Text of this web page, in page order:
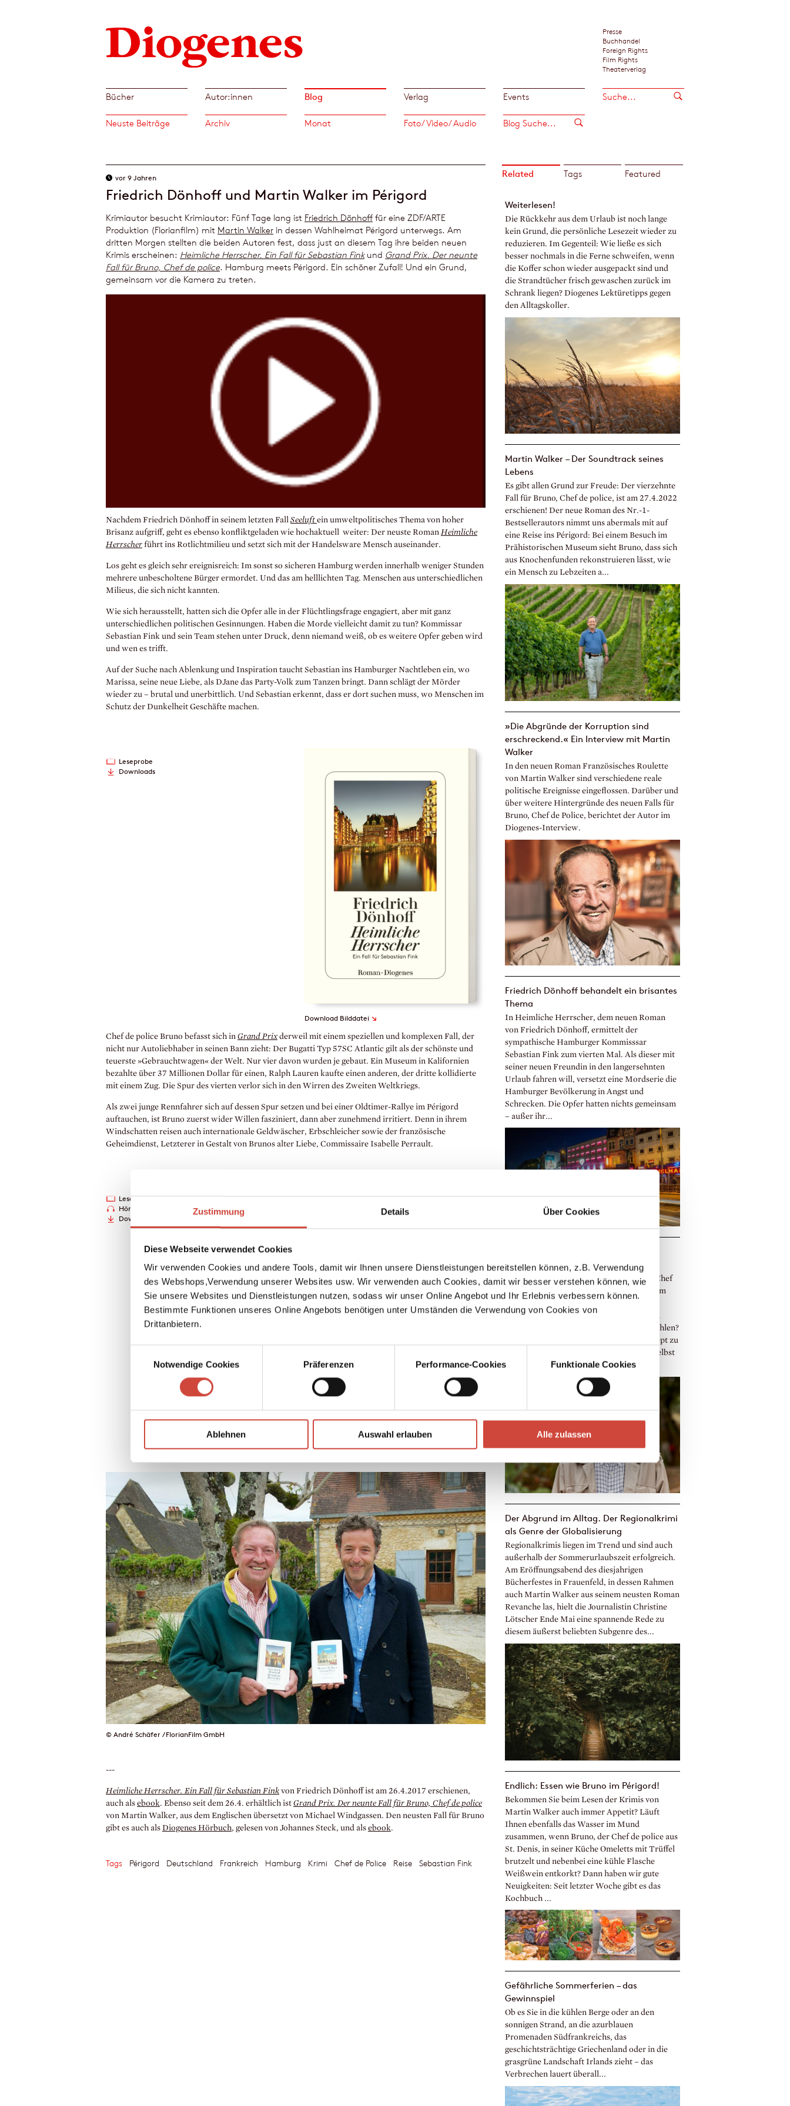
Zustimmung Details Über Cookies
Diese Webseite verwendet Cookies
Wir verwenden Cookies und andere Tools, damit wir Ihnen unsere Dienstleistungen bereitstellen können, z.B. Verwendung
des Webshops,Verwendung unserer Websites usw. Wir verwenden auch Cookies, damit wir besser verstehen können, wie
Sie unsere Websites und Dienstleistungen nutzen, sodass wir unser Online Angebot und Ihr Erlebnis verbessern können.
Bestimmte Funktionen unseres Online Angebots benötigen unter Umständen die Verwendung von Cookies von
Drittanbietern.
Notwendige Cookies
Präferenzen Performance-Cookies Funktionale Cookies
Ablehnen Auswahl erlauben Alle zulassen
Presse
Buchhandel
Foreign Rights
Film Rights
Theaterverlag
Bücher Autor:innen Blog Verlag Events
Neuste Beiträge Archiv Monat Foto/ Video/ Audio
vor 9 Jahren
Friedrich Dönhoff und Martin Walker im Périgord
Krimiautor besucht Krimiautor: Fünf Tage lang ist Friedrich Dönhoff für eine ZDF/ARTE
Produktion (Florianfilm) mit Martin Walker in dessen Wahlheimat Périgord unterwegs. Am
dritten Morgen stellten die beiden Autoren fest, dass just an diesem Tag ihre beiden neuen
Krimis erscheinen: Heimliche Herrscher. Ein Fall für Sebastian Finkund Grand Prix. Der neunte
Fall für Bruno, Chef de police. Hamburg meets Périgord. Ein schöner Zufall! Und ein Grund,
gemeinsam vor die Kamera zu treten.
Nachdem Friedrich Dönhoff in seinem letzten Fall Seeluft ein umweltpolitisches Thema von hoher
Brisanz aufgriff, geht es ebenso konfliktgeladen wie hochaktuell weiter: Der neuste RomanHeimliche
Herrscher führt ins Rotlichtmilieu und setzt sich mit der Handelsware Mensch auseinander.
Los geht es gleich sehr ereignisreich: Im sonst so sicheren Hamburg werden innerhalb weniger Stunden
mehrere unbescholtene Bürger ermordet. Und das am helllichten Tag. Menschen aus unterschiedlichen
Milieus, die sich nicht kannten.
Wie sich herausstellt, hatten sich die Opfer alle in der Flüchtlingsfrage engagiert, aber mit ganz
unterschiedlichen politischen Gesinnungen. Haben die Morde vielleicht damit zu tun? Kommissar
Sebastian Fink und sein Team stehen unter Druck, denn niemand weiß, ob es weitere Opfer geben wird
und wen es trifft.
Auf der Suche nach Ablenkung und Inspiration taucht Sebastian ins Hamburger Nachtleben ein, wo
Marissa, seine neue Liebe, als DJane das Party-Volk zum Tanzen bringt. Dann schlägt der Mörder
wieder zu – brutal und unerbittlich. Und Sebastian erkennt, dass er dort suchen muss, wo Menschen im
Schutz der Dunkelheit Geschäfte machen.
Download Bilddatei ↘
Leseprobe
Downloads
Chef de police Bruno befasst sich in Grand Prixderweil mit einem speziellen und komplexen Fall, der
nicht nur Autoliebhaber in seinen Bann zieht: Der Bugatti Typ 57SC Atlantic gilt als der schönste und
teuerste »Gebrauchtwagen« der Welt. Nur vier davon wurden je gebaut. Ein Museum in Kalifornien
bezahlte über 37 Millionen Dollar für einen, Ralph Lauren kaufte einen anderen, der dritte kollidierte
mit einem Zug. Die Spur des vierten verlor sich in den Wirren des Zweiten Weltkriegs.
Als zwei junge Rennfahrer sich auf dessen Spur setzen und bei einer Oldtimer-Rallye im Périgord
auftauchen, ist Bruno zuerst wider Willen fasziniert, dann aber zunehmend irritiert. Denn in ihrem
Windschatten reisen auch internationale Geldwäscher, Erbschleicher sowie der französische
Geheimdienst, Letzterer in Gestalt von Brunos alter Liebe, Commissaire Isabelle Perrault.
Leseprobe
Hörprobe
Downloads
© André Schäfer / FlorianFilm GmbH
---
Heimliche Herrscher. Ein Fall für Sebastian Fink von Friedrich Dönhoff ist am 26.4.2017 erschienen,
auch als ebook. Ebenso seit dem 26.4. erhältlich ist Grand Prix. Der neunte Fall für Bruno, Chef de police
von Martin Walker, aus dem Englischen übersetzt von Michael Windgassen. Den neusten Fall für Bruno
gibt es auch als Diogenes Hörbuch, gelesen von Johannes Steck, und als ebook.
Tags Périgord Deutschland Frankreich Hamburg Krimi Chef de Police Reise Sebastian Fink
Related Tags Featured
Weiterlesen!
Die Rückkehr aus dem Urlaub ist noch lange
kein Grund, die persönliche Lesezeit wieder zu
reduzieren. Im Gegenteil: Wie ließe es sich
besser nochmals in die Ferne schweifen, wenn
die Koffer schon wieder ausgepackt sind und
die Strandtücher frisch gewaschen zurück im
Schrank liegen? Diogenes Lektüretipps gegen
den Alltagskoller.
Martin Walker – Der Soundtrack seines
Lebens
Es gibt allen Grund zur Freude: Der vierzehnte
Fall für Bruno, Chef de police, ist am 27.4.2022
erschienen! Der neue Roman des Nr.-1-
Bestsellerautors nimmt uns abermals mit auf
eine Reise ins Périgord: Bei einem Besuch im
Prähistorischen Museum sieht Bruno, dass sich
aus Knochenfunden rekonstruieren lässt, wie
ein Mensch zu Lebzeiten a...
»Die Abgründe der Korruption sind
erschreckend.« Ein Interview mit Martin
Walker
In den neuen Roman Französisches Roulette
von Martin Walker sind verschiedene reale
politische Ereignisse eingeflossen. Darüber und
über weitere Hintergründe des neuen Falls für
Bruno, Chef de Police, berichtet der Autor im
Diogenes-Interview.
Friedrich Dönhoff behandelt ein brisantes
Thema
In Heimliche Herrscher, dem neuen Roman
von Friedrich Dönhoff, ermittelt der
sympathische Hamburger Kommisssar
Sebastian Fink zum vierten Mal. Als dieser mit
seiner neuen Freundin in den langersehnten
Urlaub fahren will, versetzt eine Mordserie die
Hamburger Bevölkerung in Angst und
Schrecken. Die Opfer hatten nichts gemeinsam
– außer ihr...
Martin Walker
Martin Walker, der Schöpfer von Bruno, Chef
de police und dessen Hund Balzac, feiert am
gratulieren ganz herzlich! Und was darf an
einer gelungenen Geburtstagsfeier nicht fehlen?
Ein Geburtstagkuchen natürlich! Das Rezept zu
diesem hier liefert Martin Walker direkt selbst
in Brunos Gartenkochbuch.
Der Abgrund im Alltag. Der Regionalkrimi
als Genre der Globalisierung
Regionalkrimis liegen im Trend und sind auch
außerhalb der Sommerurlaubszeit erfolgreich.
Am Eröffnungsabend des diesjahrigen
Bücherfestes in Frauenfeld, in dessen Rahmen
auch Martin Walker aus seinem neusten Roman
Revanche las, hielt die Journalistin Christine
Lötscher Ende Mai eine spannende Rede zu
diesem äußerst beliebten Subgenre des...
Endlich: Essen wie Bruno im Périgord!
Bekommen Sie beim Lesen der Krimis von
Martin Walker auch immer Appetit? Läuft
Ihnen ebenfalls das Wasser im Mund
zusammen, wenn Bruno, der Chef de police aus
St. Denis, in seiner Küche Omeletts mit Trüffel
brutzelt und nebenbei eine kühle Flasche
Weißwein entkorkt? Dann haben wir gute
Neuigkeiten: Seit letzter Woche gibt es das
Kochbuch ...
Gefährliche Sommerferien – das
Gewinnspiel
Ob es Sie in die kühlen Berge oder an den
sonnigen Strand, an die azurblauen
Promenaden Südfrankreichs, das
geschichtsträchtige Griechenland oder in die
grasgrüne Landschaft Irlands zieht – das
Verbrechen lauert überall...